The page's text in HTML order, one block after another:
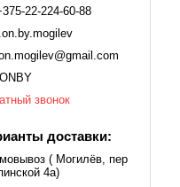
22-224-60-88
IONBY
звонок
доставки:
( Могилёв, пер
4а)